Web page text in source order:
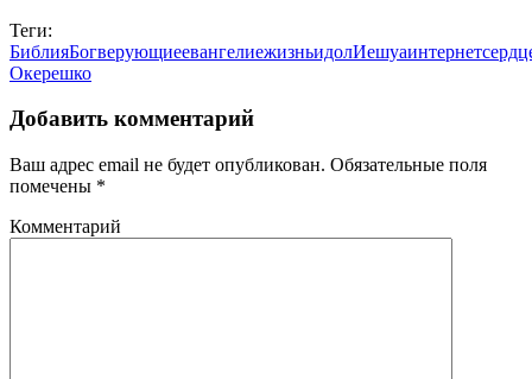
Теги:
БиблияБогверующиеевангелиежизньидолИешуаинтернет
Окерешко
Добавить комментарий
Ваш адрес email не будет опубликован. Обязательные поля
помечены *
Комментарий